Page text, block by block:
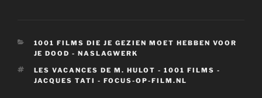
CATEGORIEËN
1001 FILMS DIE JE GEZIEN MOET HEBBEN VOOR
JE DOOD - NASLAGWERK
TAGS
LES VACANCES DE M. HULOT - 1001 FILMS -
JACQUES TATI - FOCUS-OP-FILM.NL